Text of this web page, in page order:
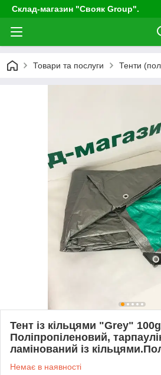
Склад-магазин "Свояк Group".
Товари та послуги Тенти
Тент із кільцями "Grey"
Поліпропіленовий,
ламінований із
Немає в наявності